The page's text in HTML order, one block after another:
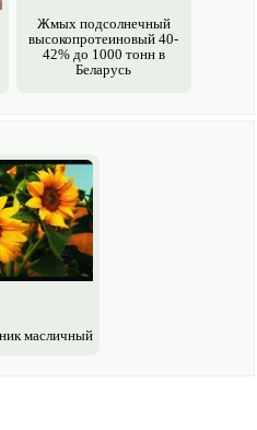
Жмых подсолнечный
высоко­протеиновый 40-
42% до 1000 тонн в
Беларусь
масличный